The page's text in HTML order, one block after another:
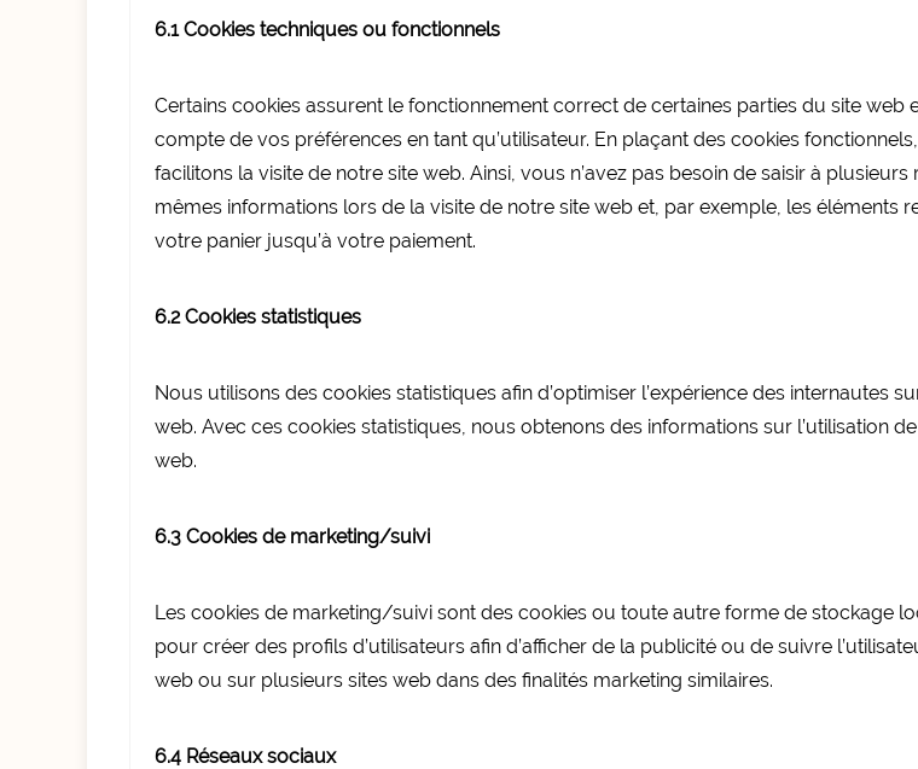
6.1 Cookies techniques ou fonctionnels
Certains cookies assurent le fonctionnement correct de certaines parties du site web
compte de vos préférences en tant qu’utilisateur. En plaçant des cookies
facilitons la visite de notre site web. Ainsi, vous n’avez pas besoin de saisir à plusieurs
mêmes informations lors de la visite de notre site web et, par exemple, les éléments
votre panier jusqu’à votre paiement.
6.2 Cookies statistiques
Nous utilisons des cookies statistiques afin d’optimiser l’expérience des internautes
web. Avec ces cookies statistiques, nous obtenons des informations sur l’utilisation
web.
6.3 Cookies de marketing/suivi
Les cookies de marketing/suivi sont des cookies ou toute autre forme de stockage
pour créer des profils d’utilisateurs afin d’afficher de la publicité ou de suivre
web ou sur plusieurs sites web dans des finalités marketing similaires.
6.4 Réseaux sociaux